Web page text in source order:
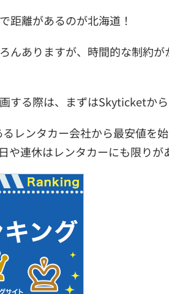
距離があるのが北海道！
んありますが、時間的な制約
する際は、まずはSkyticketから
レンタカー会社から最安値を
や連休はレンタカーにも限りが